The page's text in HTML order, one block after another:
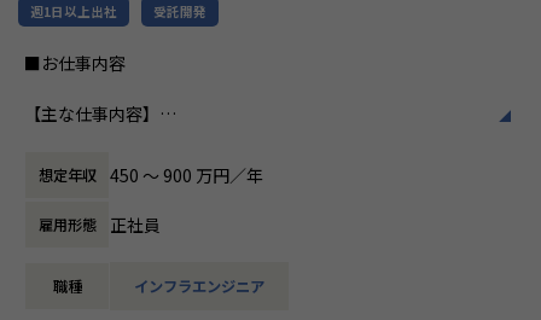
てエンジニアはスキルを変え、真に必要とされるエンジニ
そしてそれは、本当の意味でエンジニアの人生を守るため
・必要なときに必要なシステムを簡単に利用できる
展を続けること
アがワクワクする社会を創っていきます。
景を持つ社員が協力し合いながら働いていま
働き方/リモートワーク
均週2～3日の在宅勤務が可能です。転勤はな
きます。残業は月平均10時間程度と少なく、
週1日以上出社 受託開発
■お仕事内容
【主な仕事内容】
インフラエンジニアとして、
これから導入していきたいお客様や、クラウドの利用をさら
に加速をしたいお客様に対して、
提案および調査分析、設計、構築、保守等の業務を行ってい
上流工程～下流工程すべての作業があり、当社メンバーでチ
想定年収 450 〜 900 万円／年
雇用形態 正社員
職種 インフラエンジニア